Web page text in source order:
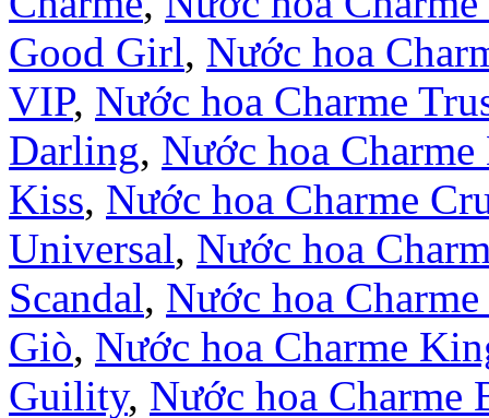
Good Girl, Nước hoa
VIP, Nước hoa Charme
Darling, Nước hoa
Kiss, Nước hoa Charme
Universal, Nước hoa
Scandal, Nước hoa
Giò, Nước hoa Charme
Guility, Nước hoa Charme